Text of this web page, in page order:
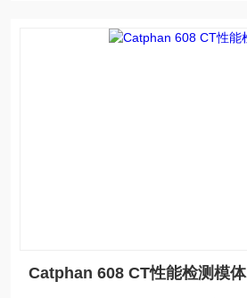
Catphan 608 CT性能检测模体